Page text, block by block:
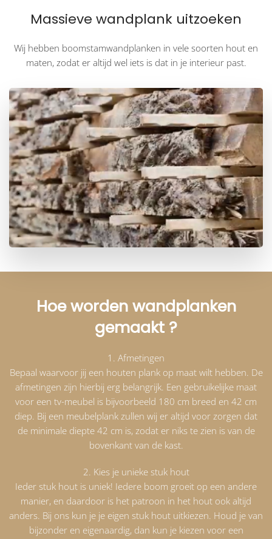
Massieve wandplank uitzoeken
Wij hebben boomstamwandplanken in vele soorten hout en
maten, zodat er altijd wel iets is dat in je interieur past.
Hoe worden wandplanken
gemaakt ?
1. Afmetingen
Bepaal waarvoor jij een houten plank op maat wilt hebben. De
afmetingen zijn hierbij erg belangrijk. Een gebruikelijke maat
voor een tv-meubel is bijvoorbeeld 180 cm breed en 42 cm
diep. Bij een meubelplank zullen wij er altijd voor zorgen dat
de minimale diepte 42 cm is, zodat er niks te zien is van de
bovenkant van de kast.
2. Kies je unieke stuk hout
Ieder stuk hout is uniek! Iedere boom groeit op een andere
manier, en daardoor is het patroon in het hout ook altijd
anders. Bij ons kun je je eigen stuk hout uitkiezen. Houd je van
bijzonder en eigenaardig, dan kun je kiezen voor een